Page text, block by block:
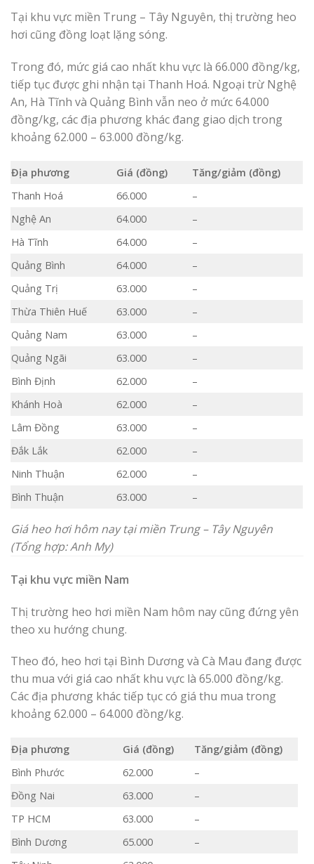
Tại khu vực miền Trung – Tây Nguyên, thị trường heo
hơi cũng đồng loạt lặng sóng.
Trong đó, mức giá cao nhất khu vực là 66.000 đồng/kg,
tiếp tục được ghi nhận tại Thanh Hoá. Ngoại trừ Nghệ
An, Hà Tĩnh và Quảng Bình vẫn neo ở mức 64.000
đồng/kg, các địa phương khác đang giao dịch trong
khoảng 62.000 – 63.000 đồng/kg.
Địa phương Giá (đồng)
Tăng/giảm (đồng)
Thanh Hoá
66.000
–
Nghệ An
64.000
–
Hà Tĩnh
64.000
–
Quảng Bình
64.000
–
Quảng Trị
63.000
–
Thừa Thiên Huế
63.000
–
Quảng Nam
63.000
–
Quảng Ngãi
63.000
–
Bình Định
62.000
–
Khánh Hoà
62.000
–
Lâm Đồng
63.000
–
Đắk Lắk
62.000
–
Ninh Thuận
62.000
–
Bình Thuận
63.000 –
Giá heo hơi hôm nay tại miền Trung – Tây Nguyên
(Tổng hợp: Anh My)
Tại khu vực miền Nam
Thị trường heo hơi miền Nam hôm nay cũng đứng yên
theo xu hướng chung.
Theo đó, heo hơi tại Bình Dương và Cà Mau đang được
thu mua với giá cao nhất khu vực là 65.000 đồng/kg.
Các địa phương khác tiếp tục có giá thu mua trong
khoảng 62.000 – 64.000 đồng/kg.
Địa phương Giá (đồng)
Tăng/giảm (đồng)
Bình Phước
62.000
–
Đồng Nai
63.000
–
TP HCM
63.000
–
Bình Dương
65.000
–